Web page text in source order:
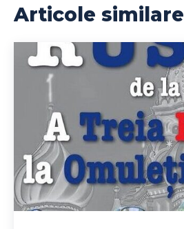
Articole similare